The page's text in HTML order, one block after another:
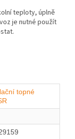
teploty, úplně
je nutné použít
topné